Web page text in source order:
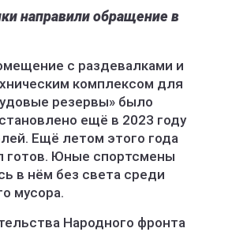
направили обращение в
с раздевалками и
комплексом для
резервы» было
ещё в 2023 году
Ещё летом этого года
готов. Юные спортсмены
в нём без света среди
мусора.
Народного фронта